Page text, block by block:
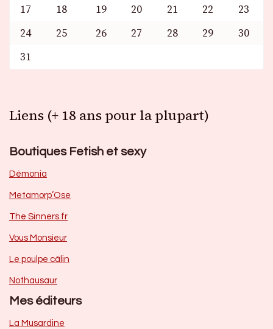
17
18 19 20 21 22
23
24
25 26 27 28 29
30
31
Liens (+ 18 ans pour la plupart)
Boutiques Fetish et sexy
Dèmonia
Metamorp’Ose
The Sinners.fr
Vous Monsieur
Le poulpe câlin
Nothausaur
Mes éditeurs
La Musardine